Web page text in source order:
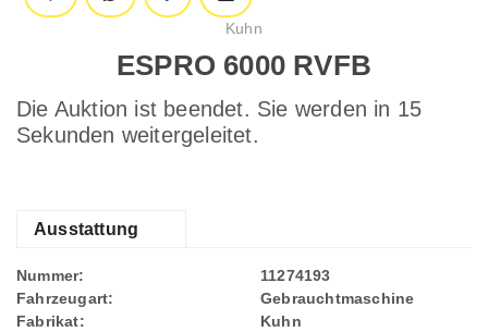
Kuhn
ESPRO 6000 RVFB
Die Auktion ist beendet. Sie werden in 15
Sekunden weitergeleitet.
Ausstattung
Nummer:
11274193
Fahrzeugart:
Gebrauchtmaschine
Fabrikat:
Kuhn